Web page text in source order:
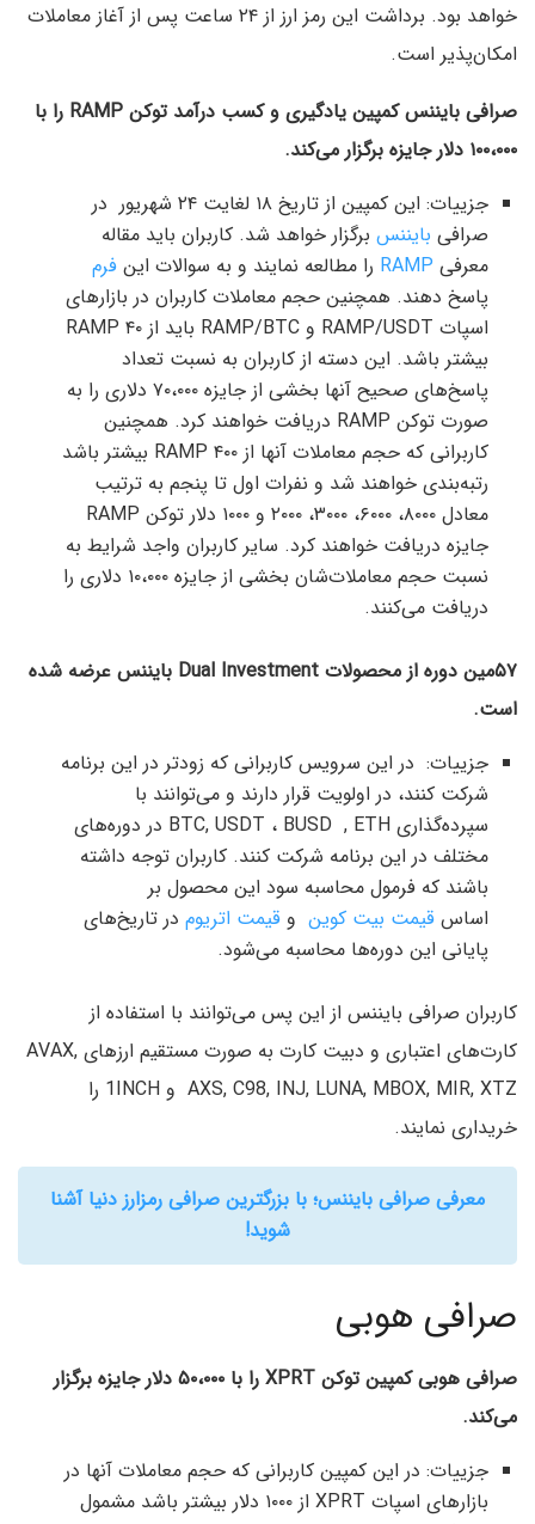
خواهد بود. برداشت این رمز ارز از ۲۴ ساعت پس از آغاز معاملات
امکان‌پذیر است.
صرافی بایننس کمپین یادگیری و کسب درآمد توکن RAMP را با
۱۰۰،۰۰۰ دلار جایزه برگزار می‌کند.
جزییات: این کمپین از تاریخ ۱۸ لغایت ۲۴ شهریور در
صرافی بایننس برگزار خواهد شد. کاربران باید مقاله
معرفی RAMP را مطالعه نمایند و به سوالات این فرم
پاسخ دهند. همچنین حجم معاملات کاربران در بازارهای
اسپات RAMP/USDT و RAMP/BTC باید از ۴۰ RAMP
بیشتر باشد. این دسته از کاربران به نسبت تعداد
پاسخ‌های صحیح آنها بخشی از جایزه ۷۰،۰۰۰ دلاری را به
صورت توکن RAMP دریافت خواهند کرد. همچنین
کاربرانی که حجم معاملات آنها از ۴۰۰ RAMP بیشتر باشد
رتبه‌بندی خواهند شد و نفرات اول تا پنجم به ترتیب
معادل ۸۰۰۰، ۶۰۰۰، ۳۰۰۰، ۲۰۰۰ و ۱۰۰۰ دلار توکن RAMP
جایزه دریافت خواهند کرد. سایر کاربران واجد شرایط به
نسبت حجم معاملات‌شان بخشی از جایزه ۱۰،۰۰۰ دلاری را
دریافت می‌کنند.
۵۷مین دوره از محصولات Dual Investment بایننس عرضه شده
است.
جزییات: در این سرویس کاربرانی که زودتر در این برنامه
شرکت کنند، در اولویت قرار دارند و می‌توانند با
سپرده‌گذاری BTC, USDT ، BUSD , ETH در دوره‌های
مختلف در این برنامه شرکت کنند. کاربران توجه داشته
باشند که فرمول محاسبه سود این محصول بر
اساس قیمت بیت کوین و قیمت اتریوم در تاریخ‌های
پایانی این دوره‌ها محاسبه می‌شود.
کاربران صرافی بایننس از این پس می‌توانند با استفاده از
کارت‌های اعتباری و دبیت کارت به صورت مستقیم ارزهای AVAX,
AXS, C98, INJ, LUNA, MBOX, MIR, XTZ و 1INCH را
خریداری نمایند.
معرفی صرافی بایننس؛ با بزرگترین صرافی رمزارز دنیا آشنا
شوید!
صرافی هوبی
صرافی هوبی کمپین توکن XPRT را با ۵۰،۰۰۰ دلار جایزه برگزار
می‌کند.
جزییات: در این کمپین کاربرانی که حجم معاملات آنها در
بازارهای اسپات XPRT از ۱۰۰۰ دلار بیشتر باشد مشمول